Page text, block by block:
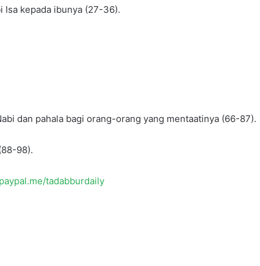
Isa kepada ibunya (27-36).
dan pahala bagi orang-orang yang mentaatinya (66-87).
98).
tadabburdaily